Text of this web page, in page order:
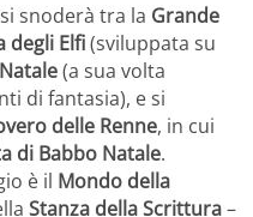
si snoderà tra la Grande
degli Elfi(sviluppata su
(a sua volta
di fantasia), e si
delle Renne, in cui
di Babbo Natale.
è il Mondo della
Stanza della Scrittura–